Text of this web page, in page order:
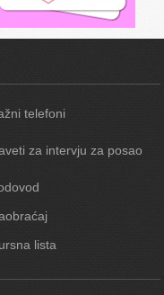
telefoni
za intervju za posao
lista